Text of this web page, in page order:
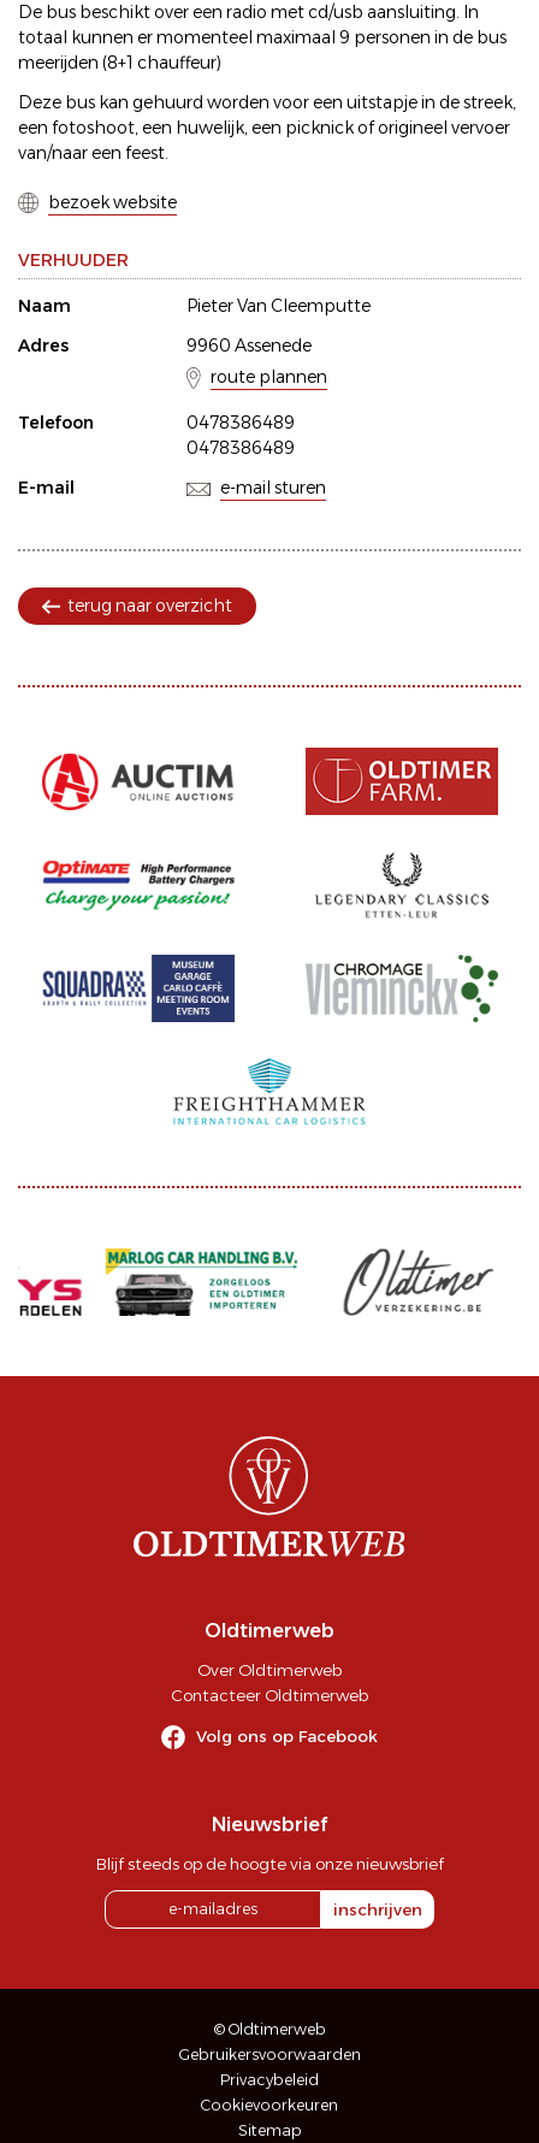
De bus beschikt over een radio met cd/usb aansluiting. In
totaal kunnen er momenteel maximaal 9 personen in de bus
meerijden (8+1 chauffeur)
Deze bus kan gehuurd worden voor een uitstapje in de streek,
een fotoshoot, een huwelijk, een picknick of origineel vervoer
van/naar een feest.
bezoek website
VERHUUDER
Naam
Pieter Van Cleemputte
Adres
9960 Assenede
route plannen
Telefoon
0478386489
0478386489
E-mail
e-mail sturen
terug naar overzicht
Oldtimerweb
Over Oldtimerweb
Contacteer Oldtimerweb
Volg ons op Facebook
Nieuwsbrief
Blijf steeds op de hoogte via onze nieuwsbrief
inschrijven
© Oldtimerweb
Gebruikersvoorwaarden
Privacybeleid
Cookievoorkeuren
Sitemap